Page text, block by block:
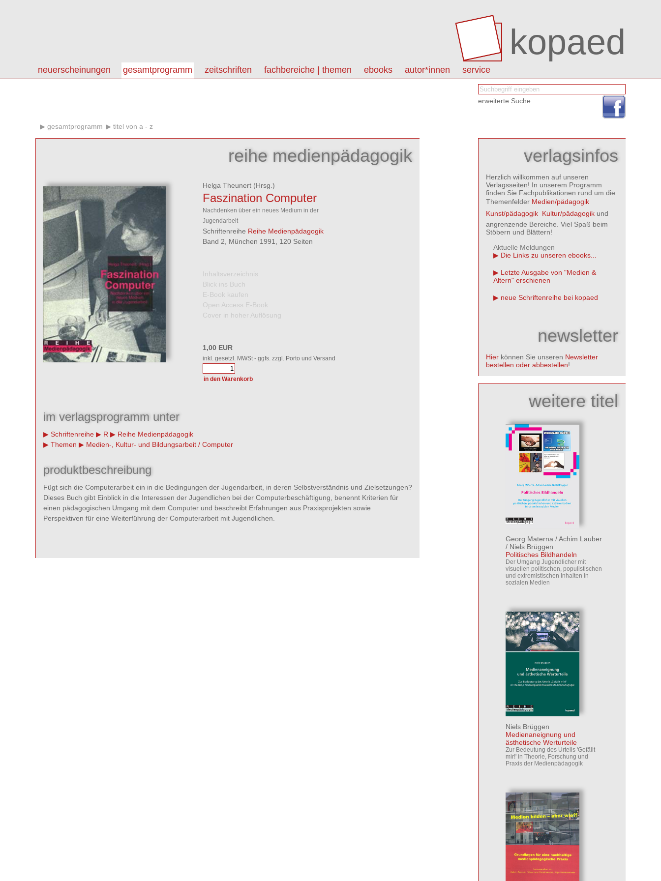
kopaed
neuerscheinungen gesamtprogramm zeitschriften fachbereiche | themen ebooks autor*innen service
erweiterte Suche
gesamtprogramm titel von a - z
reihe medienpädagogik
Helga Theunert (Hrsg.)
Faszination Computer
Nachdenken über ein neues Medium in der
Jugendarbeit
Schriftenreihe Reihe Medienpädagogik
Band 2, München 1991, 120 Seiten
Inhaltsverzeichnis
Blick ins Buch
E-Book kaufen
Open Access E-Book
Cover in hoher Auflösung
1,00 EUR
inkl. gesetzl. MWSt - ggfs. zzgl. Porto und Versand
im verlagsprogramm unter
Schriftenreihe R
Reihe Medienpädagogik
Themen
Medien-, Kultur- und Bildungsarbeit / Computer
produktbeschreibung
Fügt sich die Computerarbeit ein in die Bedingungen der Jugendarbeit, in deren Selbstverständnis und Zielsetzungen?
Dieses Buch gibt Einblick in die Interessen der Jugendlichen bei der Computerbeschäftigung, benennt Kriterien für
einen pädagogischen Umgang mit dem Computer und beschreibt Erfahrungen aus Praxisprojekten sowie
Perspektiven für eine Weiterführung der Computerarbeit mit Jugendlichen.
verlagsinfos
Herzlich willkommen auf unseren
Verlagsseiten! In unserem Programm
finden Sie Fachpublikationen rund um die
Themenfelder Medien/pädagogik
Kunst/pädagogik Kultur/pädagogik und
angrenzende Bereiche. Viel Spaß beim
Stöbern und Blättern!
Aktuelle Meldungen
Die Links zu unseren ebooks...
Letzte Ausgabe von "Medien &
Altern" erschienen
neue Schriftenreihe bei kopaed
newsletter
Hier können Sie unseren Newsletter
bestellen oder abbestellen!
weitere titel
Georg Materna /Achim Lauber
/ Niels Brüggen
Politisches Bildhandeln
Der Umgang Jugendlicher mit
visuellen politischen, populistischen
und extremistischen Inhalten in
sozialen Medien
Niels Brüggen
Medienaneignung und
ästhetische Werturteile
Zur Bedeutung des Urteils 'Gefällt
mir!' in Theorie, Forschung und
Praxis der Medienpädagogik